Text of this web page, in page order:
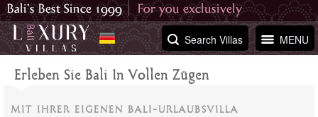
MENU
Search Villas
Erleben Sie Bali In Vollen Zügen
MIT IHRER EIGENEN BALI-URLAUBSVILLA